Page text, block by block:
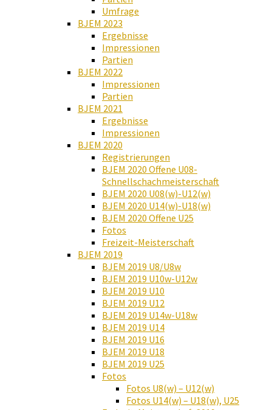
Umfrage
BJEM 2023
Ergebnisse
Impressionen
Partien
BJEM 2022
Impressionen
Partien
BJEM 2021
Ergebnisse
Impressionen
BJEM 2020
Registrierungen
BJEM 2020 Offene U08-
Schnellschachmeisterschaft
BJEM 2020 U08(w)-U12(w)
BJEM 2020 U14(w)-U18(w)
BJEM 2020 Offene U25
Fotos
Freizeit-Meisterschaft
BJEM 2019
BJEM 2019 U8/U8w
BJEM 2019 U10w-U12w
BJEM 2019 U10
BJEM 2019 U12
BJEM 2019 U14w-U18w
BJEM 2019 U14
BJEM 2019 U16
BJEM 2019 U18
BJEM 2019 U25
Fotos
Fotos U8(w) – U12(w)
Fotos U14(w) – U18(w), U25